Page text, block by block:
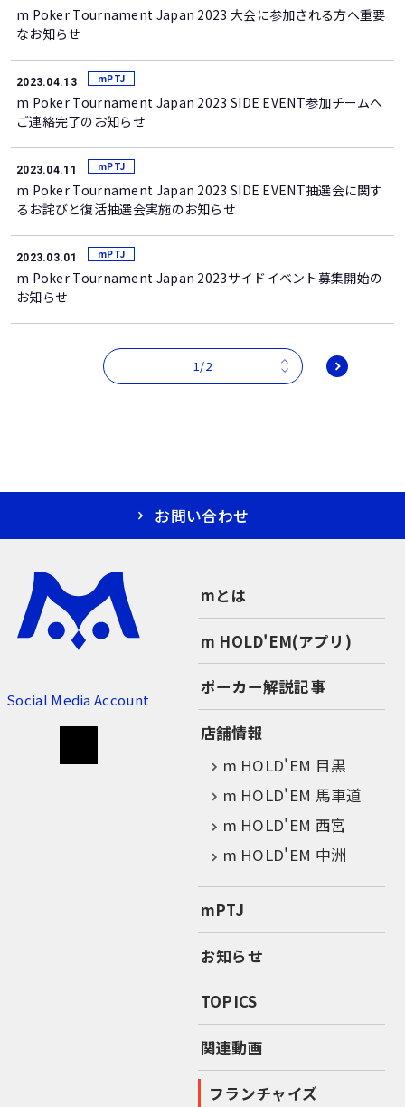
m Poker Tournament Japan 2023 大会に参加される方へ重要
なお知らせ
2023.04.13 mPTJ
m Poker Tournament Japan 2023 SIDE EVENT参加チームへ
ご連絡完了のお知らせ
2023.04.11 mPTJ
m Poker Tournament Japan 2023 SIDE EVENT抽選会に関す
るお詫びと復活抽選会実施のお知らせ
2023.03.01 mPTJ
m Poker Tournament Japan 2023サイドイベント募集開始の
お知らせ
1/2
お問い合わせ
Social Media Account
mとは
m HOLD'EM(アプリ)
ポーカー解説記事
店舗情報
m HOLD'EM 目黒
m HOLD'EM 馬車道
m HOLD'EM 西宮
m HOLD'EM 中洲
mPTJ
お知らせ
TOPICS
関連動画
フランチャイズ